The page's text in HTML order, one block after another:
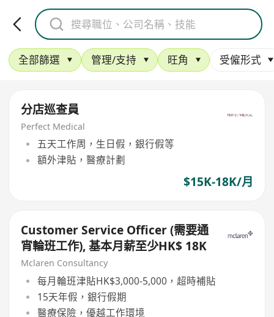
全部篩選 管理/支持 旺角 受僱形式
分店巡查員
Perfect Medical
五天工作周，生日假，銀行假等
額外津貼，醫療計劃
$15K-18K/月
Customer Service Officer (需要通
宵輪班工作), 基本月薪至少HK$ 18K
Mclaren Consultancy
每月輪班津貼HK$3,000-5,000，超時補貼
15天年假，銀行假期
醫療保險，優越工作環境